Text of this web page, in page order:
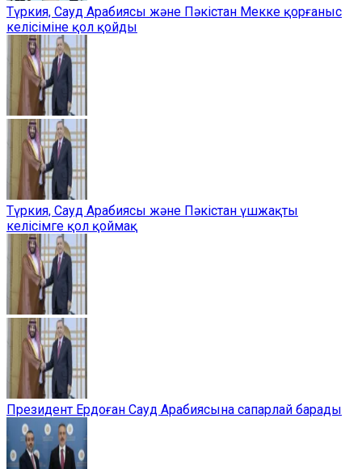
Түркия, Сауд Арабиясы және Пәкістан Мекке қорғаныс
келісіміне қол қойды
Түркия, Сауд Арабиясы және Пәкістан үшжақты
келісімге қол қоймақ
Президент Ердоған Сауд Арабиясына сапарлай барады